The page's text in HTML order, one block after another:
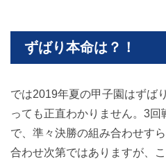
ずばり本命は？！
では2019年夏の甲子園はずば
っても正直わかりません。3
で、準々決勝の組み合わせす
合わせ次第ではありますが、